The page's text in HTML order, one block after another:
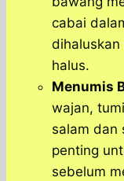
cabai
halus.
Menumis
wajan,
salam dan
penting
sebelum